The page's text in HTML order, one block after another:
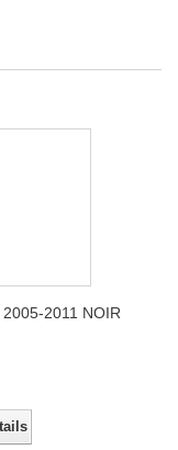
2011 NOIR